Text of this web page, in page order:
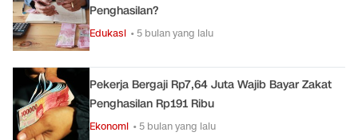
Penghasilan?
Edukasi • 5 bulan yang lalu
Pekerja Bergaji Rp7,64 Juta Wajib Bayar Zakat
Penghasilan Rp191 Ribu
Ekonomi • 5 bulan yang lalu